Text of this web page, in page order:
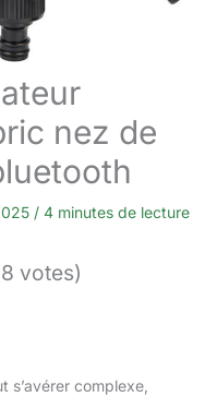
nez de
/ 4 minutes de lecture
votes)
s’avérer complexe,